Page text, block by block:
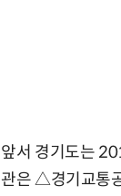
앞서 경기도는
관은 △경기교통